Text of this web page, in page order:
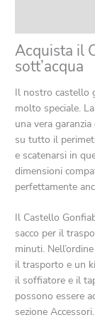
Acquista il
sott’acqua
Il nostro castello
molto speciale.
una vera
su tutto il
e scatenarsi in
dimensioni
perfettamente
Il Castello
sacco per il
minuti.
il trasporto e un
il soffiatore e il
possono essere
sezione